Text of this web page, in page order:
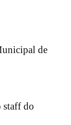
de
staff do